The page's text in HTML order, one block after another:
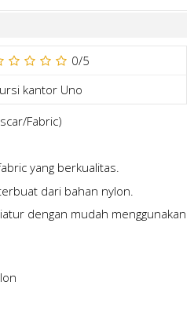
0/5
kantor Uno
Fabric)
yang berkualitas.
dari bahan nylon.
dengan mudah menggunakan